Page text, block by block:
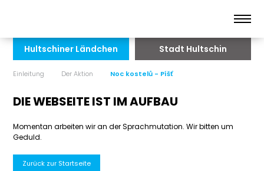
Hultschiner Ländchen Stadt Hultschin
Einleitung Der Aktion Noc kostelů - Píšť
DIE WEBSEITE IST IM AUFBAU
Momentan arbeiten wir an der Sprachmutation. Wir bitten um
Geduld.
Zurück zur Startseite